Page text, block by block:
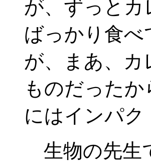
が、ずっと
ばっかり食
が、まあ、
ものだった
にはインパ
生物の先生